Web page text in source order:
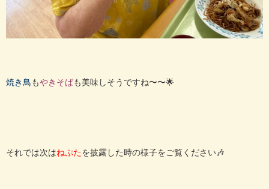
焼き鳥 もやきそばも美味しそうですね〜〜🌟
それでは次はねぷたを披露した時の様子をご覧ください🎶